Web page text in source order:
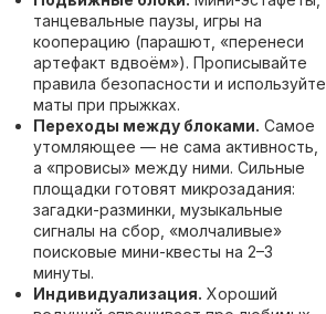
танцевальные паузы, игры на
кооперацию (парашют, «перенеси
артефакт вдвоём»). Прописывайте
правила безопасности и используйте
маты при прыжках.
Переходы между блоками. Самое
утомляющее — не сама активность,
а «провисы» между ними. Сильные
площадки готовят микрозадания:
загадки-разминки, музыкальные
сигналы на сбор, «молчаливые»
поисковые мини-квесты на 2–3
минуты.
Индивидуализация. Хороший